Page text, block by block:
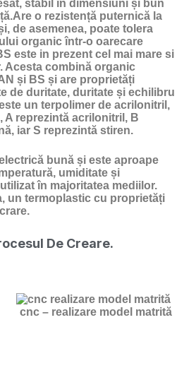
stabil în dimensiuni și bun
o rezistență puternică la
de asemenea, poate tolera
organic într-o oarecare
este in prezent cel mai mare si
Acesta combină organic
și BS și are proprietăți
de duritate, duritate și echilibru
un terpolimer de acrilonitril,
A reprezintă acrilonitril, B
iar S reprezintă stiren.
bună și este aproape
umiditate și
în majoritatea mediilor.
un termoplastic cu proprietăți
De Creare.
cnc – realizare model matrită